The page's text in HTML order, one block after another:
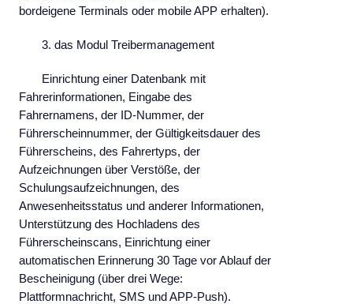
bordeigene Terminals oder mobile APP erhalten).
3. das Modul Treibermanagement
Einrichtung einer Datenbank mit
Fahrerinformationen, Eingabe des
Fahrernamens, der ID-Nummer, der
Führerscheinnummer, der Gültigkeitsdauer des
Führerscheins, des Fahrertyps, der
Aufzeichnungen über Verstöße, der
Schulungsaufzeichnungen, des
Anwesenheitsstatus und anderer Informationen,
Unterstützung des Hochladens des
Führerscheinscans, Einrichtung einer
automatischen Erinnerung 30 Tage vor Ablauf der
Bescheinigung (über drei Wege:
Plattformnachricht, SMS und APP-Push).